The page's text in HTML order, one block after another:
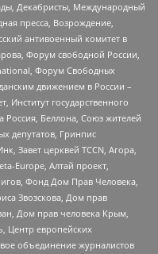
Декабристы, Международный
пресса, Возрождение,
антивоенный комитет в
Форум свободной России,
Форум Свободных
движением в России –
Институт государственного
Россия, Беллона, Союз жителей
депутатов, Гринпис
Завет церквей TCCN, Агора,
Europe, Алтай проект,
Фонд Дом Прав Человека,
Звозскова, Дом прав
Дом прав человека Крым,
Центр европейских
объединение журналистов